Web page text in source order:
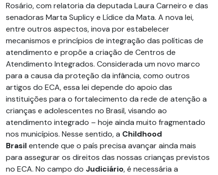
Rosário, com relatoria da deputada Laura Carneiro e das
senadoras Marta Suplicy e Lídice da Mata. A nova lei,
entre outros aspectos, inova por estabelecer
mecanismos e princípios de integração das políticas de
atendimento e propõe a criação de Centros de
Atendimento Integrados. Considerada um novo marco
para a causa da proteção da infância, como outros
artigos do ECA, essa lei depende do apoio das
instituições para o fortalecimento da rede de atenção a
crianças e adolescentes no Brasil, visando ao
atendimento integrado – hoje ainda muito fragmentado
nos municípios. Nesse sentido, a Childhood
Brasilentende que o país precisa avançar ainda mais
para assegurar os direitos das nossas crianças previstos
no ECA. No campo do Judiciário, é necessária a